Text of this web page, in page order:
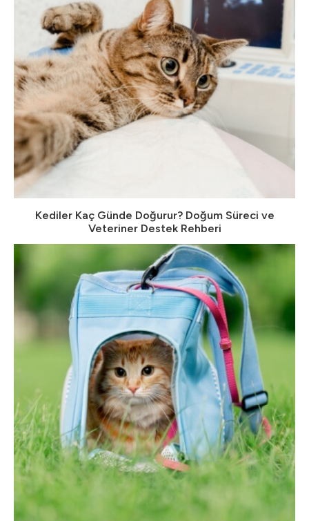
Kediler Kaç Günde Doğurur? Doğum Süreci ve
Veteriner Destek Rehberi